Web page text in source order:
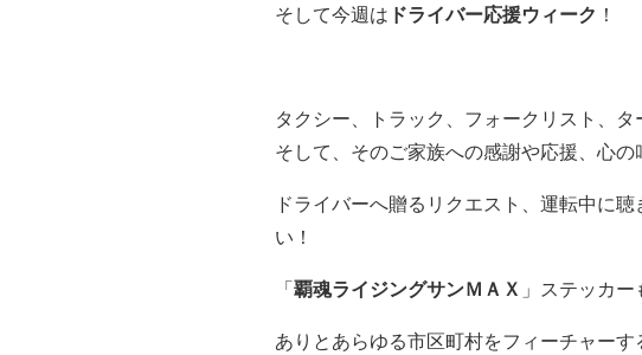
そして今週は ドライバー応援ウィーク ！
タクシー、トラック、フォークリスト、
そして、そのご家族への感謝や応援、心
ドライバーへ贈るリクエスト、運転中に
い！
「覇魂ライジングサンＭＡＸ 」ステッカ
ありとあらゆる市区町村をフィーチャーす